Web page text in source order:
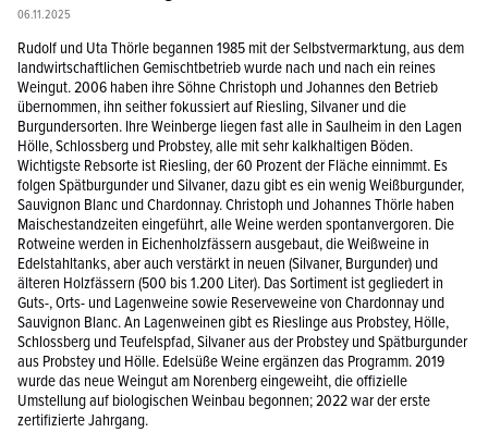
06.11.2025
Rudolf und Uta Thörle begannen 1985 mit der Selbstvermarktung, aus dem
landwirtschaftlichen Gemischtbetrieb wurde nach und nach ein reines
Weingut. 2006 haben ihre Söhne Christoph und Johannes den Betrieb
übernommen, ihn seither fokussiert auf Riesling, Silvaner und die
Burgundersorten. Ihre Weinberge liegen fast alle in Saulheim in den Lagen
Hölle, Schlossberg und Probstey, alle mit sehr kalkhaltigen Böden.
Wichtigste Rebsorte ist Riesling, der 60 Prozent der Fläche einnimmt. Es
folgen Spätburgunder und Silvaner, dazu gibt es ein wenig Weißburgunder,
Sauvignon Blanc und Chardonnay. Christoph und Johannes Thörle haben
Maischestandzeiten eingeführt, alle Weine werden spontanvergoren. Die
Rotweine werden in Eichenholzfässern ausgebaut, die Weißweine in
Edelstahltanks, aber auch verstärkt in neuen (Silvaner, Burgunder) und
älteren Holzfässern (500 bis 1.200 Liter). Das Sortiment ist gegliedert in
Guts-, Orts- und Lagenweine sowie Reserveweine von Chardonnay und
Sauvignon Blanc. An Lagenweinen gibt es Rieslinge aus Probstey, Hölle,
Schlossberg und Teufelspfad, Silvaner aus der Probstey und Spätburgunder
aus Probstey und Hölle. Edelsüße Weine ergänzen das Programm. 2019
wurde das neue Weingut am Norenberg eingeweiht, die offizielle
Umstellung auf biologischen Weinbau begonnen; 2022 war der erste
zertifizierte Jahrgang.